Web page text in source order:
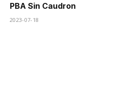
PBA Sin Caudron
2023-07-18